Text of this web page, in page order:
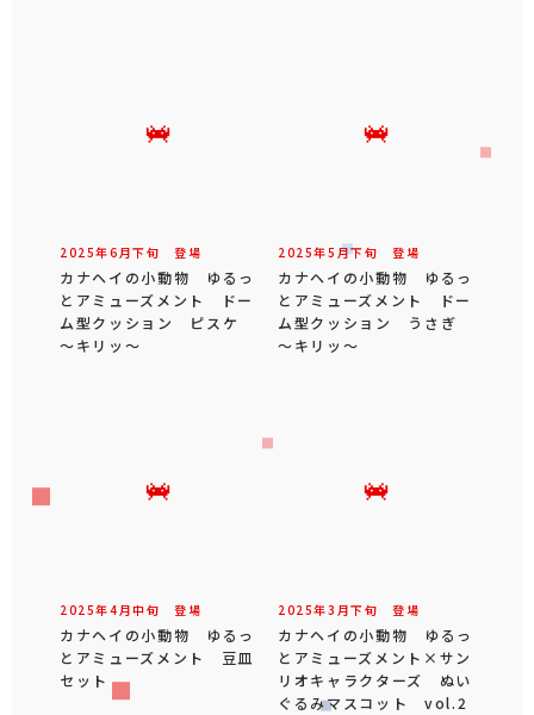
2025年6 月下旬 登場
カナヘイの小動物 ゆるっ
とアミューズメント ドー
ム型クッション ピスケ
～キリッ～
2025年5 月下旬 登場
カナヘイの小動物 ゆるっ
とアミューズメント ドー
ム型クッション うさぎ
～キリッ～
2025年4 月中旬 登場
カナヘイの小動物 ゆるっ
とアミューズメント 豆皿
セット
2025年3 月下旬 登場
カナヘイの小動物 ゆるっ
とアミューズメント×サン
リオキャラクターズ ぬい
ぐるみマスコット vol.2